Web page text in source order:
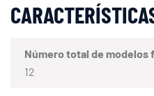
Número total de modelos
12